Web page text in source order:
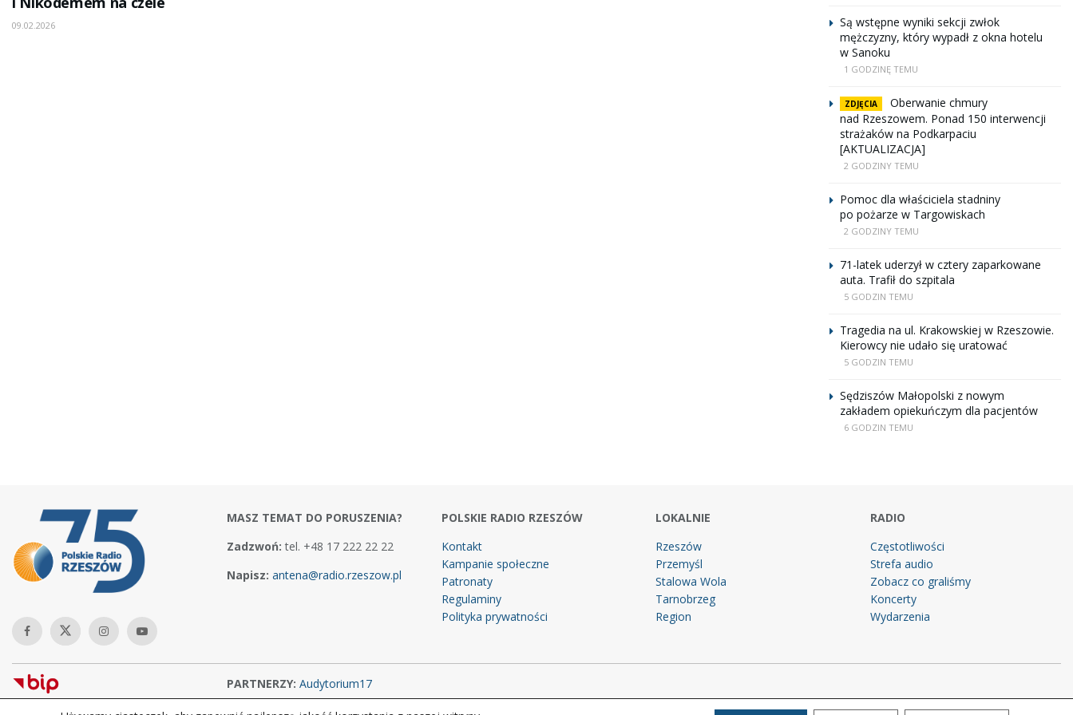
09.02.2026
Są wstępne wyniki sekcji zwłok
mężczyzny, który wypadł z okna hotelu
w Sanoku
1 GODZINĘ TEMU
ZDJĘCIA
Oberwanie chmury
nad Rzeszowem. Ponad 150 interwencji
strażaków na Podkarpaciu
[AKTUALIZACJA]
2 GODZINY TEMU
Pomoc dla właściciela stadniny
po pożarze w Targowiskach
2 GODZINY TEMU
71-latek uderzył w cztery zaparkowane
auta. Trafił do szpitala
5 GODZIN TEMU
Tragedia na ul. Krakowskiej w Rzeszowie.
Kierowcy nie udało się uratować
5 GODZIN TEMU
Sędziszów Małopolski z nowym
zakładem opiekuńczym dla pacjentów
6 GODZIN TEMU
MASZ TEMAT DO PORUSZENIA?
Zadzwoń: tel. +48 17 222 22 22
Napisz: antena@radio.rzeszow.pl
POLSKIE RADIO RZESZÓW
Kontakt
Kampanie społeczne
Patronaty
Regulaminy
Polityka prywatności
LOKALNIE
Rzeszów
Przemyśl
Stalowa Wola
Tarnobrzeg
Region
RADIO
Częstotliwości
Strefa audio
Zobacz co graliśmy
Koncerty
Wydarzenia
PARTNERZY: Audytorium17